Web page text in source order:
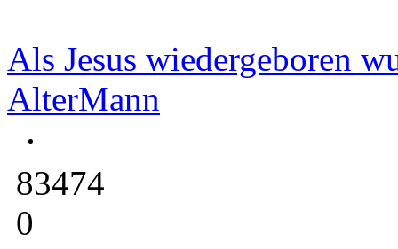
Als Jesus wiedergeboren
AlterMann
83474
0